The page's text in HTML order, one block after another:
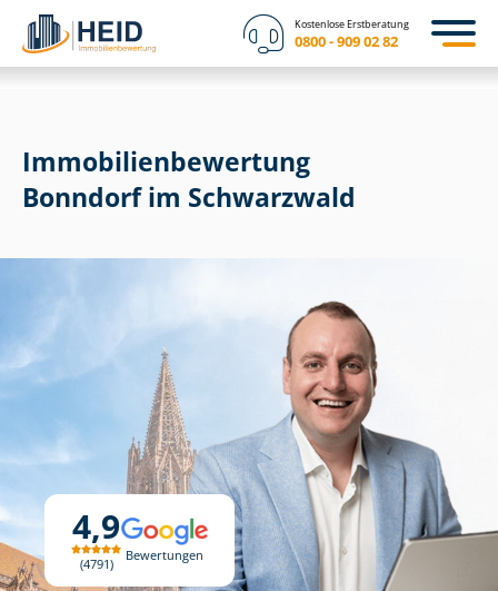
Kostenlose Erstberatung
0800 - 909 02 82
4,9
4791
Bewertungen
Immobilien­bewertung
Bonndorf im Schwarzwald